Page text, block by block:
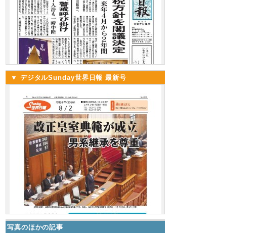
▼ デジタルSunday世界日報 最新号
写真のほかの記事